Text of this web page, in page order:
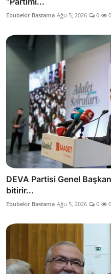
Ebubekir Bastama Ağu 5, 2026 0 0
DEVA Partisi Genel
bitirir...
Ebubekir Bastama Ağu 5, 2026 0 0